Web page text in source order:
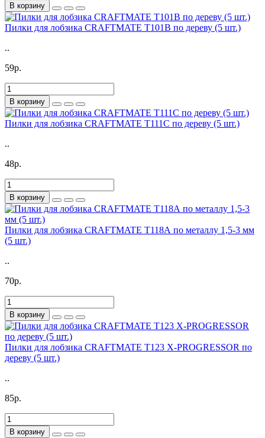
В корзину
Пилки для лобзика CRAFTMATE T101B по дереву (5 шт.)
..
59р.
В корзину
Пилки для лобзика CRAFTMATE T111С по дереву (5 шт.)
..
48р.
В корзину
Пилки для лобзика CRAFTMATE T118А по металлу 1,5-3 мм
(5 шт.)
..
70р.
В корзину
Пилки для лобзика CRAFTMATE T123 X-PROGRESSOR по
дереву (5 шт.)
..
85р.
В корзину